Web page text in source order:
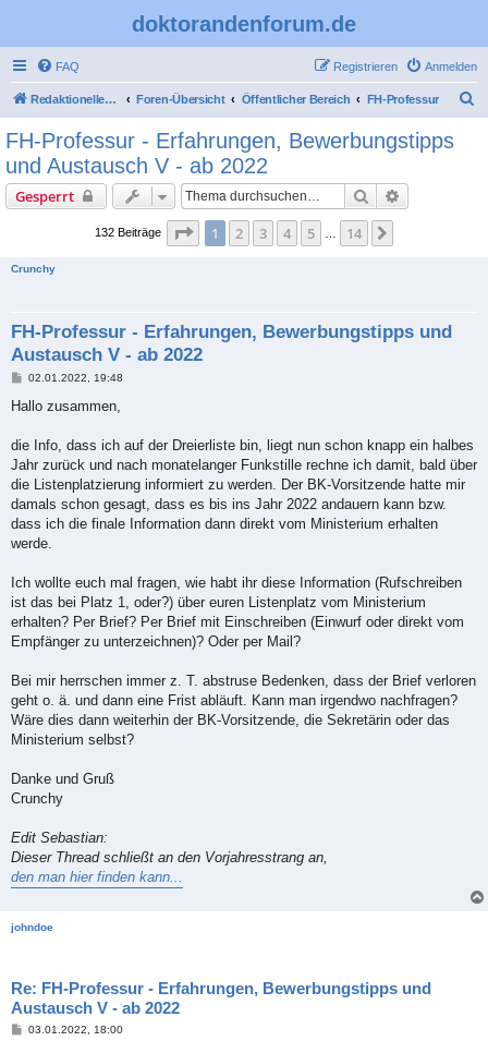
doktorandenforum.de
FAQ Anmelden
Registrieren
Redaktioneller Teil Foren-Übersicht Öffentlicher Bereich FH-Professur
FH-Professur - Erfahrungen, Bewerbungstipps
und Austausch V - ab 2022
Gesperrt Suche
132 Beiträge Seite 1von 14
1 2 3 4 5 14
Crunchy
FH-Professur - Erfahrungen, Bewerbungstipps und
Austausch V - ab 2022
B
i
a
02.01.2022, 19:48
Hallo zusammen,
die Info, dass ich auf der Dreierliste bin, liegt nun schon knapp ein halbes
Jahr zurück und nach monatelanger Funkstille rechne ich damit, bald über
die Listenplatzierung informiert zu werden. Der BK-Vorsitzende hatte mir
damals schon gesagt, dass es bis ins Jahr 2022 andauern kann bzw.
dass ich die finale Information dann direkt vom Ministerium erhalten
werde.
Ich wollte euch mal fragen, wie habt ihr diese Information (Rufschreiben
ist das bei Platz 1, oder?) über euren Listenplatz vom Ministerium
erhalten? Per Brief? Per Brief mit Einschreiben (Einwurf oder direkt vom
Empfänger zu unterzeichnen)? Oder per Mail?
Bei mir herrschen immer z. T. abstruse Bedenken, dass der Brief verloren
geht o. ä. und dann eine Frist abläuft. Kann man irgendwo nachfragen?
Wäre dies dann weiterhin der BK-Vorsitzende, die Sekretärin oder das
Ministerium selbst?
Danke und Gruß
Crunchy
Edit Sebastian:
Dieser Thread schließt an den Vorjahresstrang an,
den man hier finden kann...
johndoe
Re: FH-Professur - Erfahrungen, Bewerbungstipps und
Austausch V - ab 2022
B03.01.2022, 18:00